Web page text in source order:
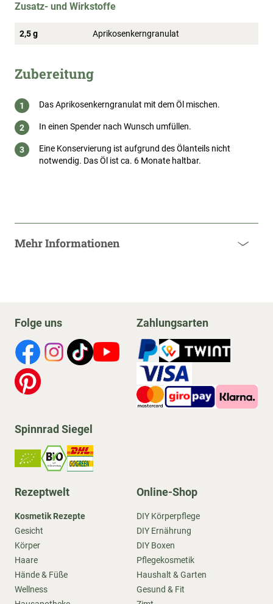
Zusatz- und Wirkstoffe
2,5 g Aprikosenkerngranulat
Zubereitung
Das Aprikosenkerngranulat mit dem Öl mischen.
In einen Spender nach Wunsch umfüllen.
Eine Konservierung ist aufgrund des Ölanteils nicht
notwendig. Das Öl ist ca. 6 Monate haltbar.
Mehr Informationen
Folge uns Zahlungsarten
Spinnrad Siegel
Rezeptwelt
Kosmetik Rezepte
Gesicht
Körper
Haare
Hände & Füße
Wellness
Online-Shop
DIY Körperpflege
DIY Ernährung
DIY Boxen
Pflegekosmetik
Haushalt & Garten
Gesund & Fit